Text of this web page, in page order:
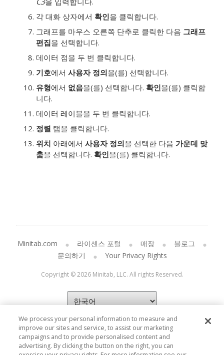
각 대화 상자에서 확인을 클릭합니다.
그래프를 마우스 오른쪽 단추로 클릭한 다음 그래프
편집을 선택합니다.
데이터 점을 두 번 클릭합니다.
기호에서 사용자 정의을(를) 선택합니다.
유형에서 없음을(를) 선택합니다. 확인을(를) 클릭합
니다.
데이터 레이블을 두 번 클릭합니다.
정렬 탭을 클릭합니다.
위치 아래에서 사용자 정의을 선택한 다음 가운데 맞
춤을 선택합니다. 확인을(를) 클릭합니다.
Minitab.com 라이센스 포털 매장
블로그
문의하기
Your Privacy Rights
Copyright © 2026 Minitab, LLC. All rights Reserved.
We process your personal information to measure and
improve our sites and service, to assist our marketing
campaigns and to provide personalised content and
advertising. By clicking the button on the right, you can